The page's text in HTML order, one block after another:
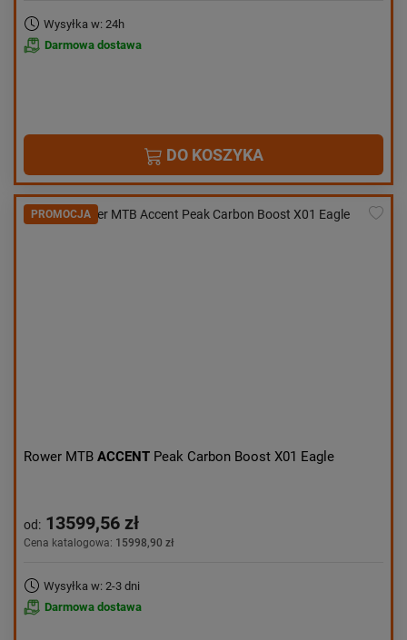
Wysyłka w: 24h
Darmowa dostawa
DO KOSZYKA
PROMOCJA
Rower MTB ACCENT Peak Carbon Boost X01 Eagle
od: 13599,56 zł
Cena katalogowa: 15998,90 zł
Wysyłka w: 2-3 dni
Darmowa dostawa